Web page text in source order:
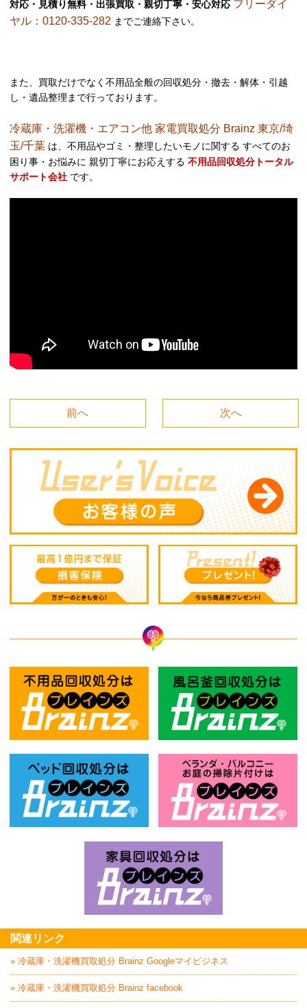
対応・見積り無料・出張買取・親切丁寧・安心対応 フリーダイ
ヤル：0120-335-282 までご連絡下さい。
また、買取だけでなく不用品全般の回収処分・撤去・解体・引越
し・遺品整理まで行っております。
冷蔵庫・洗濯機・エアコン他 家電買取処分 Brainz 東京/埼
玉/千葉 は、不用品やゴミ・整理したいモノに関する すべてのお
困り事・お悩みに 親切丁寧にお応えする 不用品回収処分トータル
サポート会社 です。
前へ 次へ
関連リンク
» 冷蔵庫・洗濯機買取処分 Brainz Googleマイビジネス
» 冷蔵庫・洗濯機買取処分 Brainz facebook